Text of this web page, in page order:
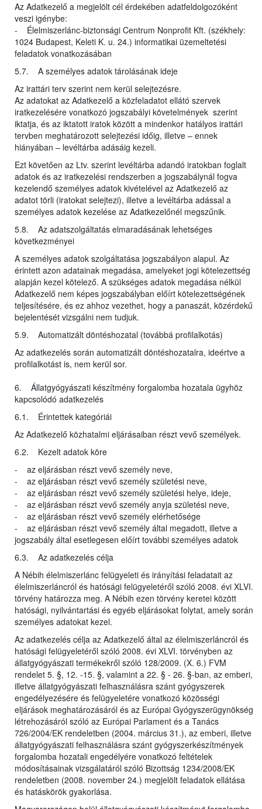
Az Adatkezelő a megjelölt cél érdekében adatfeldolgozóként
veszi igénybe:
- Élelmiszerlánc-biztonsági Centrum Nonprofit Kft. (székhely:
1024 Budapest, Keleti K. u. 24.) informatikai üzemeltetési
feladatok vonatkozásában
5.7. A személyes adatok tárolásának ideje
Az irattári terv szerint nem kerül selejtezésre.
Az adatokat az Adatkezelő a közfeladatot ellátó szervek
iratkezelésére vonatkozó jogszabályi követelmények szerint
iktatja, és az iktatott iratok között a mindenkor hatályos irattári
tervben meghatározott selejtezési időig, illetve – ennek
hiányában – levéltárba adásáig kezeli.
Ezt követően az Ltv. szerint levéltárba adandó iratokban foglalt
adatok és az iratkezelési rendszerben a jogszabálynál fogva
kezelendő személyes adatok kivételével az Adatkezelő az
adatot törli (iratokat selejtezi), illetve a levéltárba adással a
személyes adatok kezelése az Adatkezelőnél megszűnik.
5.8. Az adatszolgáltatás elmaradásának lehetséges
következményei
A személyes adatok szolgáltatása jogszabályon alapul. Az
érintett azon adatainak megadása, amelyeket jogi kötelezettség
alapján kezel kötelező. A szükséges adatok megadása nélkül
Adatkezelő nem képes jogszabályban előírt kötelezettségének
teljesítésére, és ez ahhoz vezethet, hogy a panaszát, közérdekű
bejelentését vizsgálni nem tudjuk.
5.9. Automatizált döntéshozatal (továbbá profilalkotás)
Az adatkezelés során automatizált döntéshozatalra, ideértve a
profilalkotást is, nem kerül sor.
6. Állatgyógyászati készítmény forgalomba hozatala ügyhöz
kapcsolódó adatkezelés
6.1. Érintettek kategóriái
Az Adatkezelő közhatalmi eljárásaiban részt vevő személyek.
6.2. Kezelt adatok köre
- az eljárásban részt vevő személy neve,
- az eljárásban részt vevő személy születési neve,
- az eljárásban részt vevő személy születési helye, ideje,
- az eljárásban részt vevő személy anyja születési neve,
- az eljárásban részt vevő személy elérhetősége
- az eljárásban részt vevő személy által megadott, illetve a
jogszabály által esetlegesen előírt további személyes adatok
6.3. Az adatkezelés célja
A Nébih élelmiszerlánc felügyeleti és irányítási feladatait az
élelmiszerláncról és hatósági felügyeletéről szóló 2008. évi XLVI.
törvény határozza meg. A Nébih ezen törvény keretei között
hatósági, nyilvántartási és egyéb eljárásokat folytat, amely során
személyes adatokat kezel.
Az adatkezelés célja az Adatkezelő által az élelmiszerláncról és
hatósági felügyeletéről szóló 2008. évi XLVI. törvényben az
állatgyógyászati termékekről szóló 128/2009. (X. 6.) FVM
rendelet 5. §, 12. -15. §, valamint a 22. § - 26. §-ban, az emberi,
illetve állatgyógyászati felhasználásra szánt gyógyszerek
engedélyezésére és felügyeletére vonatkozó közösségi
eljárások meghatározásáról és az Európai Gyógyszerügynökség
létrehozásáról szóló az Európai Parlament és a Tanács
726/2004/EK rendeletben (2004. március 31.), az emberi, illetve
állatgyógyászati felhasználásra szánt gyógyszerkészítmények
forgalomba hozatali engedélyére vonatkozó feltételek
módosításainak vizsgálatáról szóló Bizottság 1234/2008/EK
rendeletben (2008. november 24.) megjelölt feladatok ellátása
és hatáskörök gyakorlása.